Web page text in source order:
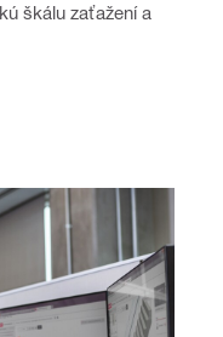
škálu zaťažení a